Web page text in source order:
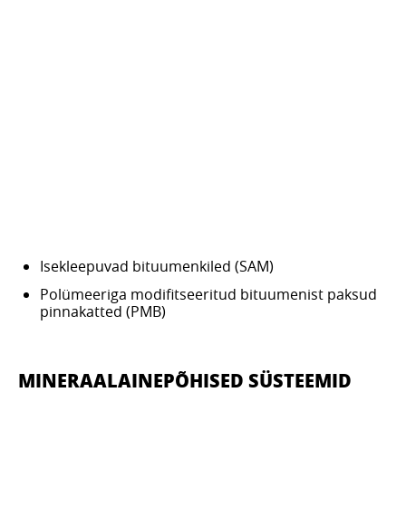
Isekleepuvad bituumenkiled (SAM)
Polümeeriga modifitseeritud bituumenist paksud
pinnakatted (PMB)
MINERAALAINEPÕHISED SÜSTEEMID